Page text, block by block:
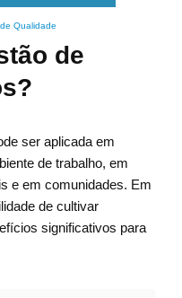
Qualidade
de
ser aplicada em
de trabalho, em
e em comunidades. Em
de cultivar
significativos para